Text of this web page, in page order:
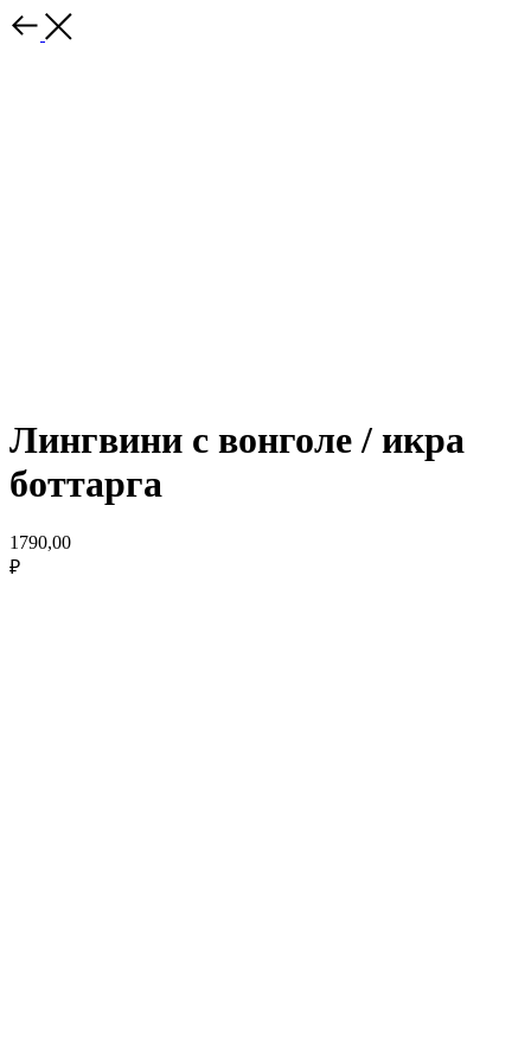
Лингвини с вонголе / икра
боттарга
1790,00
₽